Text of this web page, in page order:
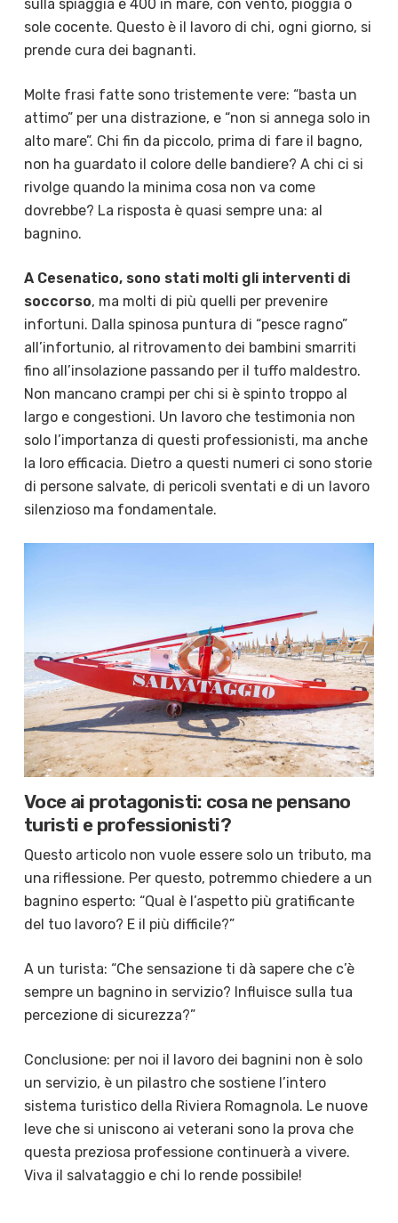
sulla spiaggia e 400 in mare, con vento, pioggia o
sole cocente. Questo è il lavoro di chi, ogni giorno, si
prende cura dei bagnanti.
Molte frasi fatte sono tristemente vere: “basta un
attimo” per una distrazione, e “non si annega solo in
alto mare”. Chi fin da piccolo, prima di fare il bagno,
non ha guardato il colore delle bandiere? A chi ci si
rivolge quando la minima cosa non va come
dovrebbe? La risposta è quasi sempre una: al
bagnino.
A Cesenatico, sono stati molti gli interventi di
soccorso, ma molti di più quelli per prevenire
infortuni. Dalla spinosa puntura di “pesce ragno”
all’infortunio, al ritrovamento dei bambini smarriti
fino all’insolazione passando per il tuffo maldestro.
Non mancano crampi per chi si è spinto troppo al
largo e congestioni. Un lavoro che testimonia non
solo l’importanza di questi professionisti, ma anche
la loro efficacia. Dietro a questi numeri ci sono storie
di persone salvate, di pericoli sventati e di un lavoro
silenzioso ma fondamentale.
Voce ai protagonisti: cosa ne pensano
turisti e professionisti?
Questo articolo non vuole essere solo un tributo, ma
una riflessione. Per questo, potremmo chiedere a un
bagnino esperto: “Qual è l’aspetto più gratificante
del tuo lavoro? E il più difficile?”
A un turista: “Che sensazione ti dà sapere che c’è
sempre un bagnino in servizio? Influisce sulla tua
percezione di sicurezza?”
Conclusione: per noi il lavoro dei bagnini non è solo
un servizio, è un pilastro che sostiene l’intero
sistema turistico della Riviera Romagnola. Le nuove
leve che si uniscono ai veterani sono la prova che
questa preziosa professione continuerà a vivere.
Viva il salvataggio e chi lo rende possibile!